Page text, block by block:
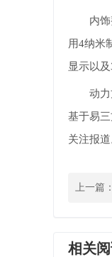
内
用4纳米
显示以
动
基于易
关注报道
上一篇：
相关